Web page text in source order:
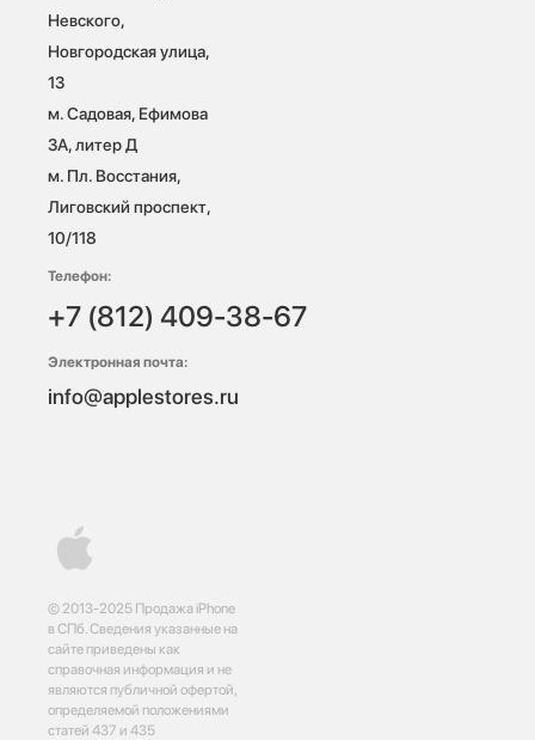
© 2013-2025 Продажа iPhone
в СПб. Сведения указанные на
сайте приведены как
справочная информация и не
являются публичной офертой,
определяемой положениями
статей 437 и 435
Невского,
Новгородская улица,
13
м. Садовая, Ефимова
3А, литер Д
м. Пл. Восстания,
Лиговский проспект,
10/118
Телефон:
+7 (812) 409-38-67
Электронная почта:
info@applestores.ru